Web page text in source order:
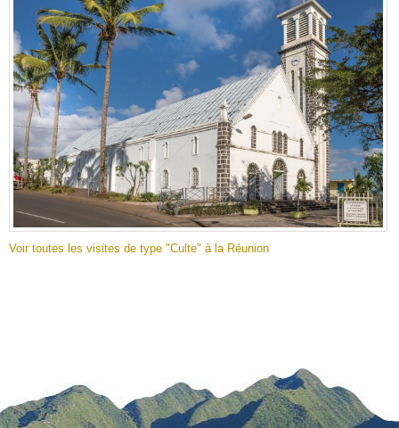
Voir toutes les visites de type "Culte" à la Réunion